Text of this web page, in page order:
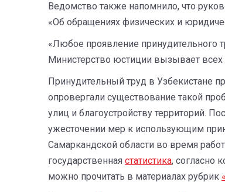
Ведомство также напомнило, что
«Об обращениях физических и
«Любое проявление принудительного
Министерство юстиции вызывает всех
Принудительный труд в Узбекистане
опровергали существование такой
улиц и благоустройству территорий.
ужесточении мер к использующим
Самаркандской области во время
государственная статистика, согласно
можно прочитать в материалах рубрик